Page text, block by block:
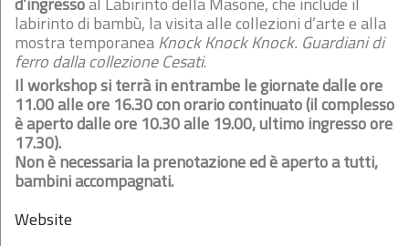
labirinto di bambù, la visita alle collezioni d’arte e alla
mostra temporaneaKnock Knock Knock. Guardiani di
ferro dalla collezione Cesati.
Il workshop si terrà in entrambe le giornate dalle ore
11.00 alle ore 16.30 con orario continuato (il complesso
è aperto dalle ore 10.30 alle 19.00, ultimo ingresso ore
17.30).
Non è necessaria la prenotazione ed è aperto a tutti,
bambini accompagnati.
Website